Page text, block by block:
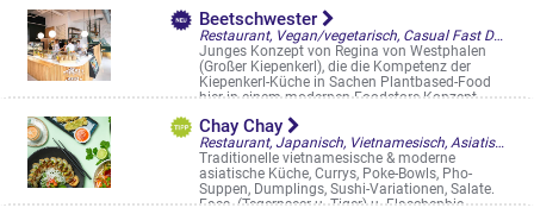
Beetschwester
Restaurant, Vegan/vegetarisch, Casual Fast Dining, Straßencafés & Boulevardterrassen
Junges Konzept von Regina von Westphalen
(Großer Kiepenkerl), die die Kompetenz der
Kiepenkerl-Küche in Sachen Plantbased-Food
hier in einem modernen Foodstore-Konzept ...
Tibusplatz 6
Chay Chay
Restaurant, Japanisch, Vietnamesisch, Asiatisch, Vegan/vegetarisch, Bowls, Straßencafés & Boulevardterrassen
Traditionelle vietnamesische & moderne
asiatische Küche, Currys, Poke-Bowls, Pho-
Suppen, Dumplings, Sushi-Variationen, Salate.
Fass- (Tegernseer u. Tiger) u. Flaschenbie ...